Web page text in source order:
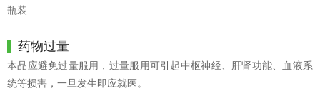
瓶装
药物过量
本品应避免过量服用，过量服用可引起中枢神经、肝肾功能、血液系
统等损害，一旦发生即应就医。